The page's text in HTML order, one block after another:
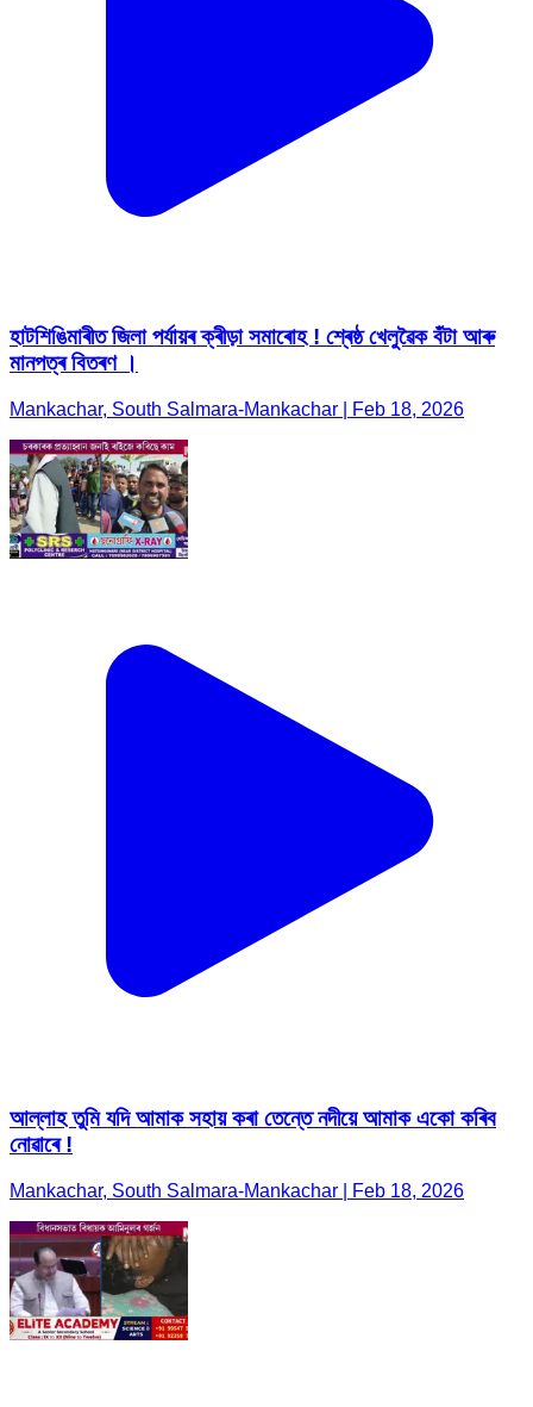
হাটশিঙিমাৰীত জিলা পৰ্যায়ৰ ক্ৰীড়া সমাৰোহ ! শ্ৰেষ্ঠ খেলুৱৈক বঁটা আৰু
মানপত্ৰ বিতৰণ ।
Mankachar, South Salmara-Mankachar | Feb 18, 2026
আল্লাহ তুমি যদি আমাক সহায় কৰা তেন্তে নদীয়ে আমাক একো কৰিব
নোৱাৰে !
Mankachar, South Salmara-Mankachar | Feb 18, 2026